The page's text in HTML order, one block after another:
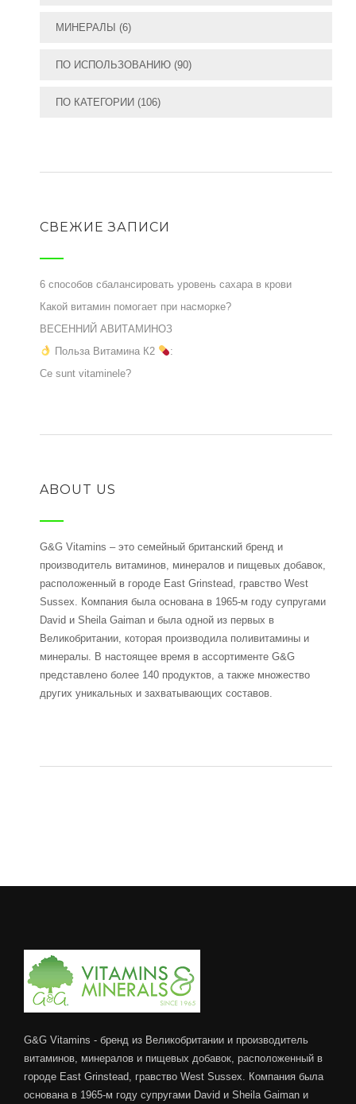
МИНЕРАЛЫ (6)
ПО ИСПОЛЬЗОВАНИЮ (90)
ПО КАТЕГОРИИ (106)
СВЕЖИЕ ЗАПИСИ
6 способов сбалансировать уровень сахара в крови
Какой витамин помогает при насморке?
ВЕСЕННИЙ АВИТАМИНОЗ
Польза Витамина К2
:
Ce sunt vitaminele?
ABOUT US
G&G Vitamins – это семейный британский бренд и
производитель витаминов, минералов и пищевых добавок,
расположенный в городе East Grinstead, гравство West
Sussex. Компания была основана в 1965-м году супругами
David и Sheila Gaiman и была одной из первых в
Великобритании, которая производила поливитамины и
минералы. В настоящее время в ассортименте G&G
представлено более 140 продуктов, а также множество
других уникальных и захватывающих составов.
G&G Vitamins - бренд из Великобритании и производитель
витаминов, минералов и пищевых добавок, расположенный в
городе East Grinstead, гравство West Sussex. Компания была
основана в 1965-м году супругами David и Sheila Gaiman и